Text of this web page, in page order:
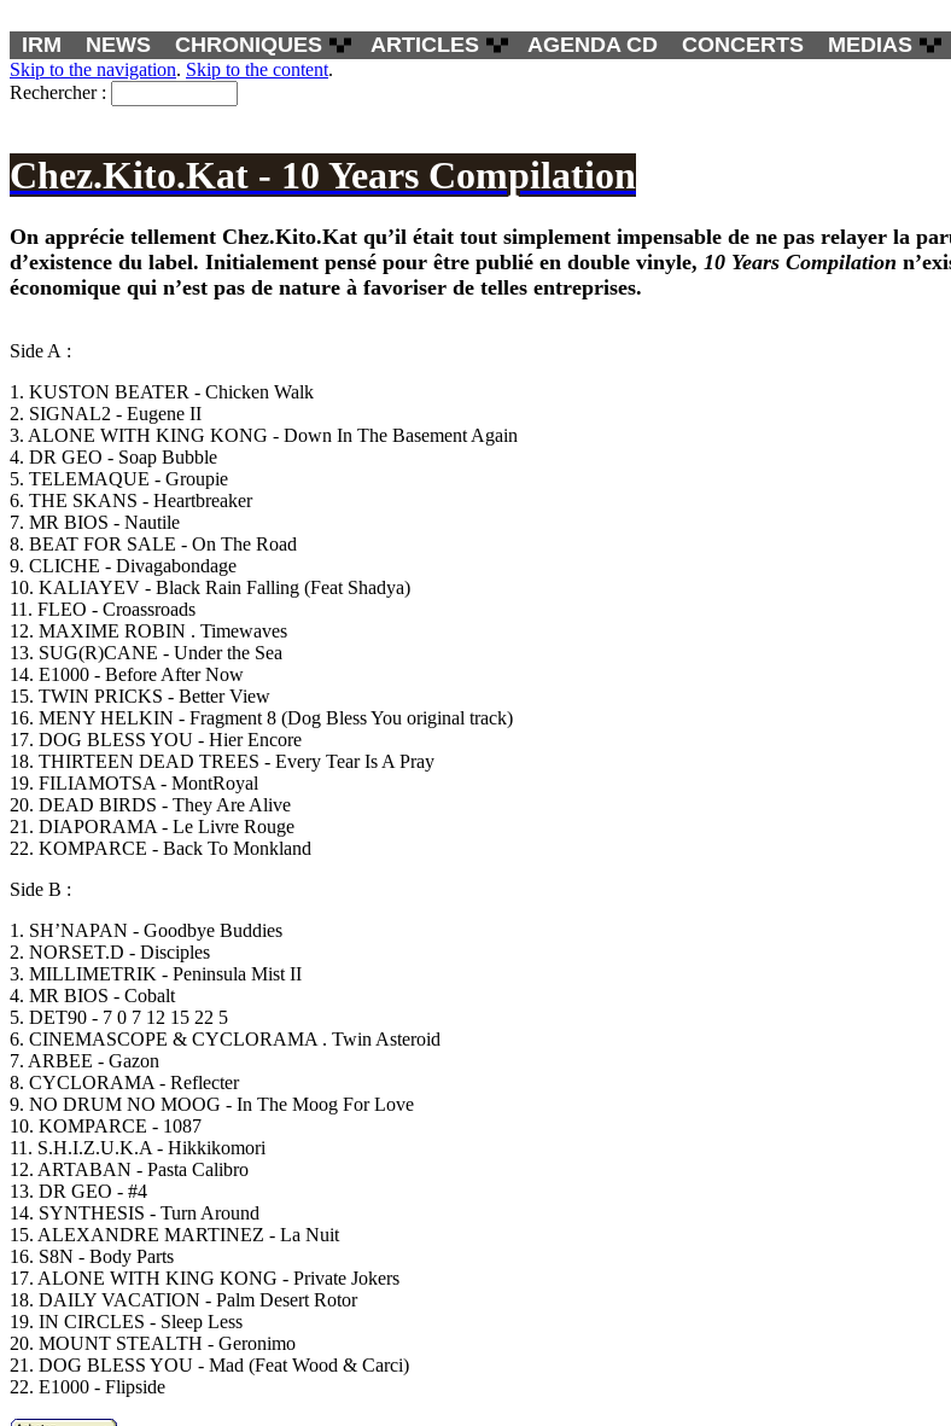
IRM NEWS CHRONIQUES ARTICLES AGENDA CD CONCERTS MEDIAS
Skip to the navigation. Skip to the content.
Rechercher :
Chez.Kito.Kat - 10 Years Compilation
On apprécie tellement Chez.Kito.Kat qu’il était tout simplement impensable de ne pas relayer la
d’existence du label. Initialement pensé pour être publié en double vinyle, 10 Years Compilation
économique qui n’est pas de nature à favoriser de telles entreprises.
Side A :
1. KUSTON BEATER - Chicken Walk
2. SIGNAL2 - Eugene II
3. ALONE WITH KING KONG - Down In The Basement Again
4. DR GEO - Soap Bubble
5. TELEMAQUE - Groupie
6. THE SKANS - Heartbreaker
7. MR BIOS - Nautile
8. BEAT FOR SALE - On The Road
9. CLICHE - Divagabondage
10. KALIAYEV - Black Rain Falling (Feat Shadya)
11. FLEO - Croassroads
12. MAXIME ROBIN . Timewaves
13. SUG(R)CANE - Under the Sea
14. E1000 - Before After Now
15. TWIN PRICKS - Better View
16. MENY HELKIN - Fragment 8 (Dog Bless You original track)
17. DOG BLESS YOU - Hier Encore
18. THIRTEEN DEAD TREES - Every Tear Is A Pray
19. FILIAMOTSA - MontRoyal
20. DEAD BIRDS - They Are Alive
21. DIAPORAMA - Le Livre Rouge
22. KOMPARCE - Back To Monkland
Side B :
1. SH’NAPAN - Goodbye Buddies
2. NORSET.D - Disciples
3. MILLIMETRIK - Peninsula Mist II
4. MR BIOS - Cobalt
5. DET90 - 7 0 7 12 15 22 5
6. CINEMASCOPE & CYCLORAMA . Twin Asteroid
7. ARBEE - Gazon
8. CYCLORAMA - Reflecter
9. NO DRUM NO MOOG - In The Moog For Love
10. KOMPARCE - 1087
11. S.H.I.Z.U.K.A - Hikkikomori
12. ARTABAN - Pasta Calibro
13. DR GEO - #4
14. SYNTHESIS - Turn Around
15. ALEXANDRE MARTINEZ - La Nuit
16. S8N - Body Parts
17. ALONE WITH KING KONG - Private Jokers
18. DAILY VACATION - Palm Desert Rotor
19. IN CIRCLES - Sleep Less
20. MOUNT STEALTH - Geronimo
21. DOG BLESS YOU - Mad (Feat Wood & Carci)
22. E1000 - Flipside